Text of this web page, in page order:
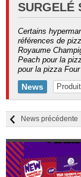
SURGELÉ
Certains
références de
Royaume
Peach pour la
pour la pizza
News
News précédente